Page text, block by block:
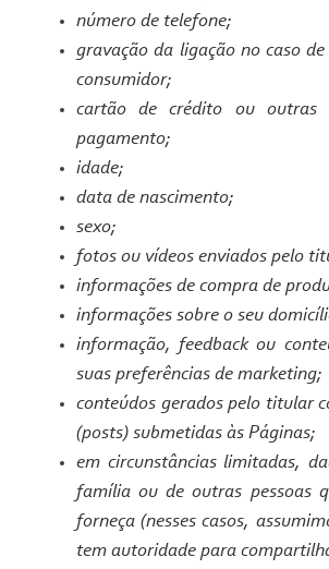
número de telefone;
gravação da ligação no caso
consumidor;
cartão de crédito ou outras
pagamento;
idade;
data de nascimento;
sexo;
fotos ou vídeos enviados pelo
informações de compra de
informações sobre o seu
informação, feedback ou
suas preferências de marketing;
conteúdos gerados pelo titular
(posts) submetidas às Páginas;
em circunstâncias limitadas,
família ou de outras pessoas
forneça (nesses casos,
tem autoridade para